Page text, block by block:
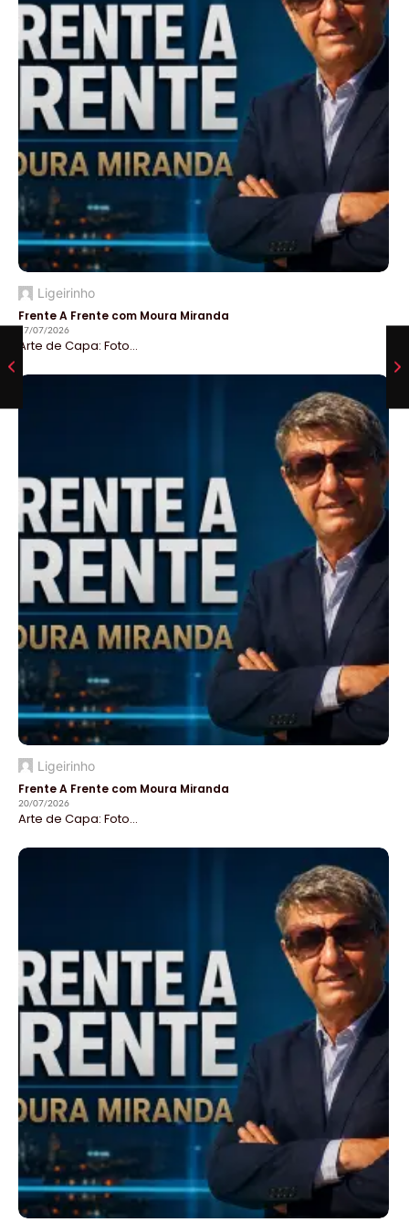
Ligeirinho
Frente A Frente com Moura Miranda
27/07/2026
Arte de Capa: Foto...
Ligeirinho
Frente A Frente com Moura Miranda
20/07/2026
Arte de Capa: Foto...